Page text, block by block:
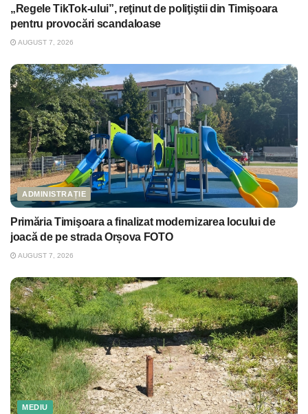
„Regele TikTok-ului”, reţinut de poliţiştii din Timişoara
pentru provocări scandaloase
AUGUST 7, 2026
ADMINISTRAȚIE
Primăria Timişoara a finalizat modernizarea locului de
joacă de pe strada Orșova FOTO
AUGUST 7, 2026
MEDIU